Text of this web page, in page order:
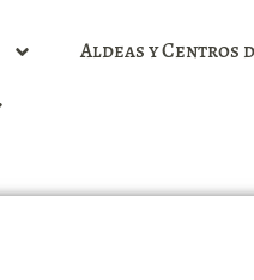
Aldeas y Centros